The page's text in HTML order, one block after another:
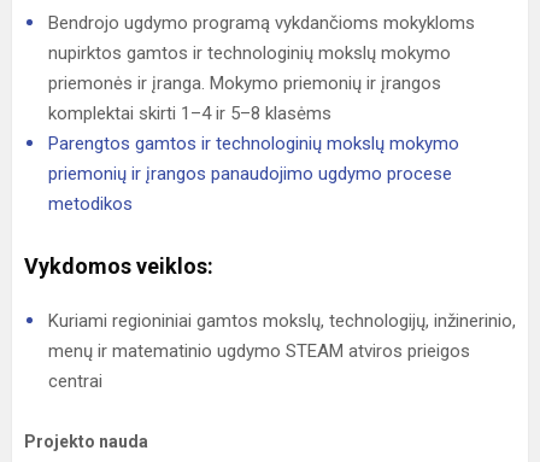
Bendrojo ugdymo programą vykdančioms mokykloms
nupirktos gamtos ir technologinių mokslų mokymo
priemonės ir įranga. Mokymo priemonių ir įrangos
komplektai skirti 1–4 ir 5–8 klasėms
Parengtos gamtos ir technologinių mokslų mokymo
priemonių ir įrangos panaudojimo ugdymo procese
metodikos
Vykdomos veiklos:
Kuriami regioniniai gamtos mokslų, technologijų, inžinerinio,
menų ir matematinio ugdymo STEAM atviros prieigos
centrai
Projekto nauda